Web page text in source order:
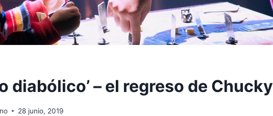
diabólico’ – el regreso de Chucky
28 junio, 2019